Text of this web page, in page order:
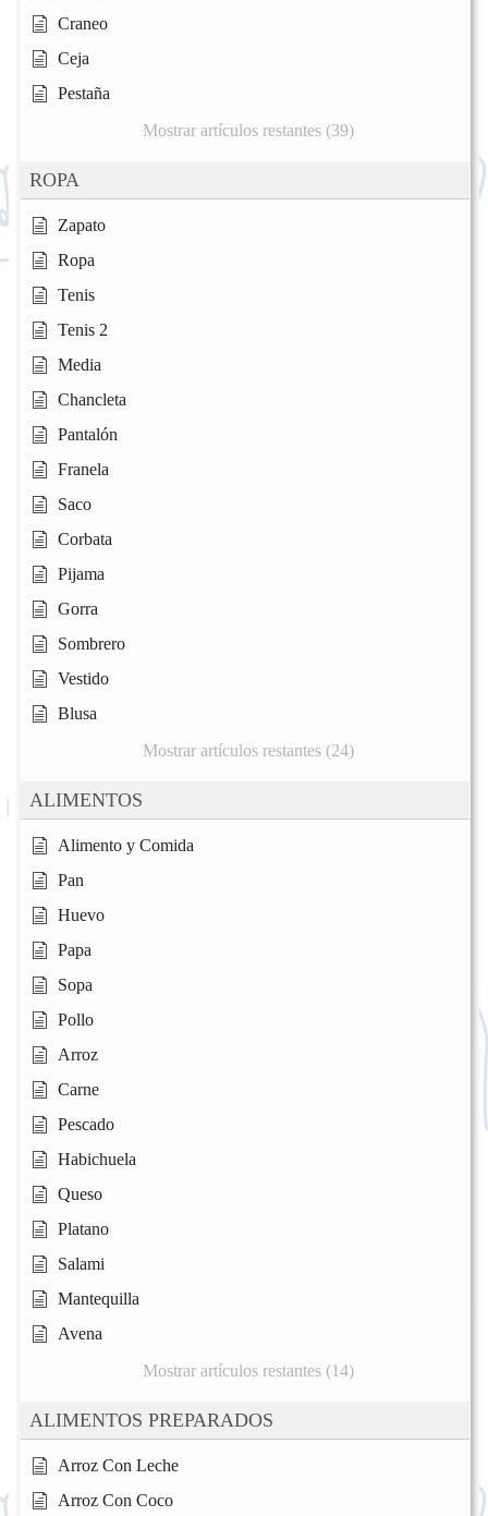
Craneo
Ceja
Pestaña
Mostrar artículos restantes (39)
ROPA
Zapato
Ropa
Tenis
Tenis 2
Media
Chancleta
Pantalón
Franela
Saco
Corbata
Pijama
Gorra
Sombrero
Vestido
Blusa
Mostrar artículos restantes (24)
ALIMENTOS
Alimento y Comida
Pan
Huevo
Papa
Sopa
Pollo
Arroz
Carne
Pescado
Habichuela
Queso
Platano
Salami
Mantequilla
Avena
Mostrar artículos restantes (14)
ALIMENTOS PREPARADOS
Arroz Con Leche
Arroz Con Coco